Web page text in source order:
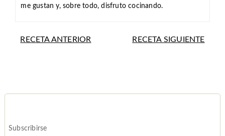
me gustan y, sobre todo, disfruto cocinando.
RECETA ANTERIOR RECETA SIGUIENTE
Subscribirse